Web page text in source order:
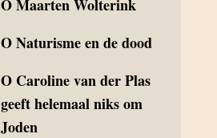
OMaarten Wolterink
ONaturisme en de dood
O Caroline van der Plas
geeft helemaal niks om
Joden